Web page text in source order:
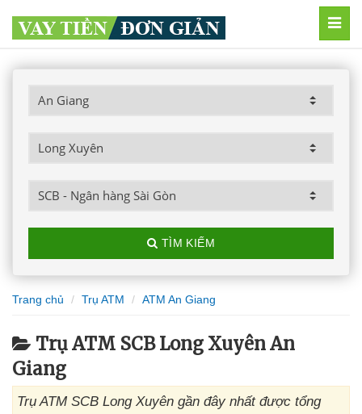
TÌM KIẾM
Trang chủ Trụ ATM ATM An Giang
Trụ ATM SCB Long Xuyên An
Giang
Trụ ATM SCB Long Xuyên gần đây nhất được tổng